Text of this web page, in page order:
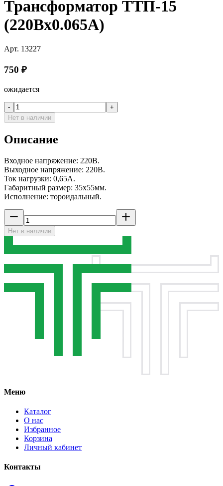
Трансформатор ТТП-15
(220Вх0.065А)
Арт. 13227
750 ₽
ожидается
-
+
Нет в наличии
Описание
Входное напряжение: 220В.
Выходное напряжение: 220В.
Ток нагрузки: 0,65А.
Габаритный размер: 35x55мм.
Исполнение: тороидальный.
Нет в наличии
Меню
Каталог
О нас
Избранное
Корзина
Личный кабинет
Контакты